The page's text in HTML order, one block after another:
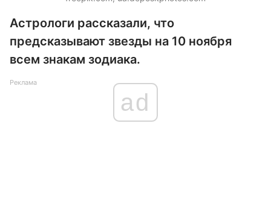
Астрологи рассказали, что
предсказывают звезды на 10 ноября
всем знакам зодиака.
Реклама
ad